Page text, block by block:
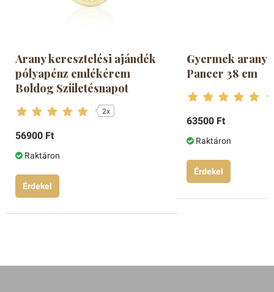
Arany keresztelési ajándék
pólyapénz emlékérem
Boldog Születésnapot
2x
56900 Ft
Raktáron
Érdekel
Gyermek arany
Pancer 38 cm
63500 Ft
Raktáron
Érdekel